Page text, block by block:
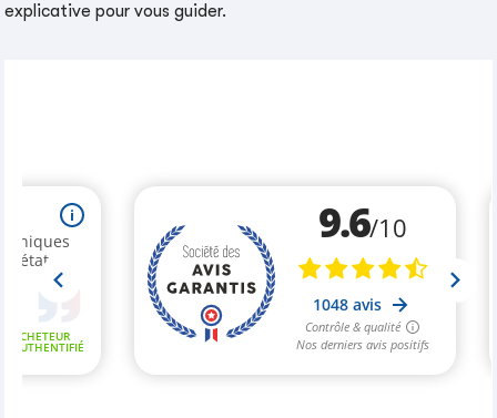
explicative pour vous guider.